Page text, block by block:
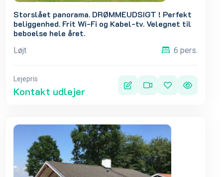
Storslået panorama. DRØMMEUDSIGT ! Perfekt
beliggenhed. Frit Wi-Fi og Kabel-tv. Velegnet til
beboelse hele året.
Løjt 6 pers.
Lejepris
Kontakt udlejer